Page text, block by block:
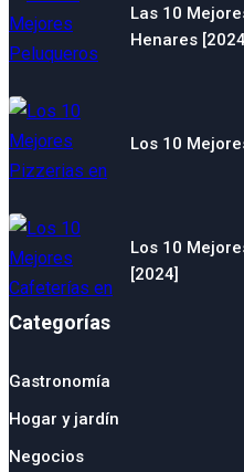
Las 10
Henares
Los 10
Los 10
[2024]
Categorías
Gastronomía
Hogar y jardín
Negocios